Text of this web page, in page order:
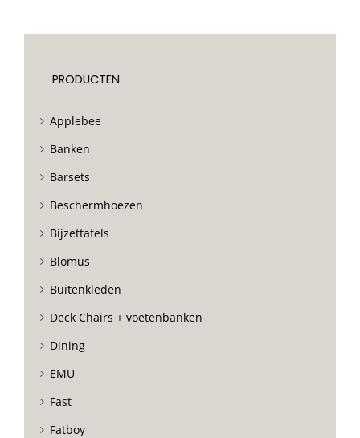
PRODUCTEN
Applebee
Banken
Barsets
Beschermhoezen
Bijzettafels
Blomus
Buitenkleden
Deck Chairs + voetenbanken
Dining
EMU
Fast
Fatboy